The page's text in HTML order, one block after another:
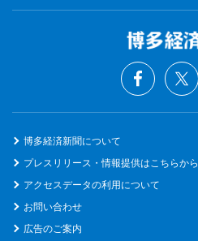
博多経済新聞について
プレスリリース・情報提供はこちらから
アクセスデータの利用について
お問い合わせ
広告のご案内